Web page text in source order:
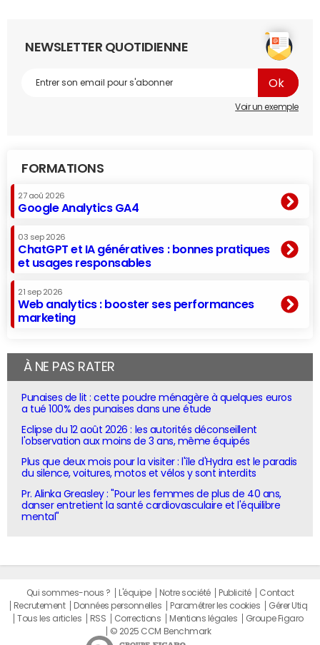
NEWSLETTER QUOTIDIENNE
Voir un exemple
FORMATIONS
27 aoû 2026
Google Analytics GA4
03 sep 2026
ChatGPT et IA génératives : bonnes pratiques
et usages responsables
21 sep 2026
Web analytics : booster ses performances
marketing
À NE PAS RATER
Punaises de lit : cette poudre ménagère à quelques euros
a tué 100% des punaises dans une étude
Eclipse du 12 août 2026 : les autorités déconseillent
l'observation aux moins de 3 ans, même équipés
Plus que deux mois pour la visiter : l'île d'Hydra est le paradis
du silence, voitures, motos et vélos y sont interdits
Pr. Alinka Greasley : "Pour les femmes de plus de 40 ans,
danser entretient la santé cardiovasculaire et l'équilibre
mental"
Qui sommes-nous ? L'équipe Notre société Publicité
Contact
Recrutement
Données personnelles Paramétrer les cookies
Gérer Utiq
Tous les articles
RSS Corrections Mentions légales
Groupe Figaro
© 2025 CCM Benchmark